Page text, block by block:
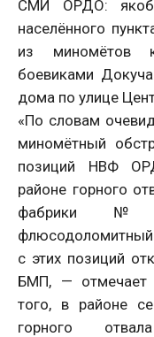
СМИ ОРДО:
населённого
из миномётов
боевиками
дома по улице
«По словам
миномётный
позиций НВФ
районе горного
фабрики №1
с этих позиций
БМП, — отмечает
того, в районе
горного